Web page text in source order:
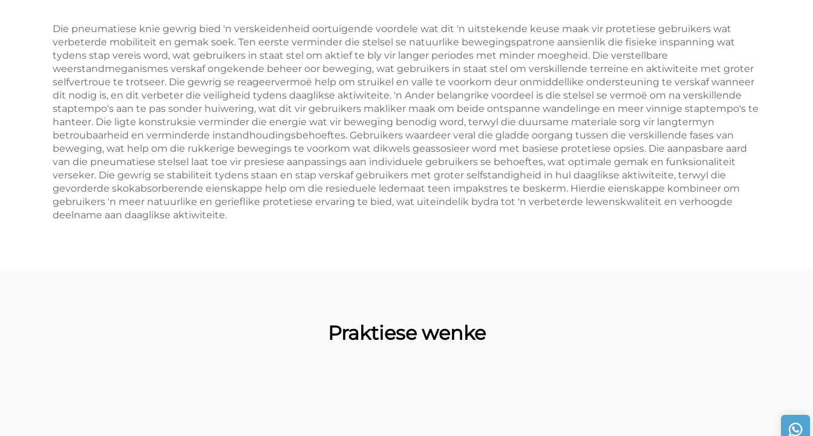
Die pneumatiese knie gewrig bied 'n verskeidenheid oortuigende voordele wat dit 'n uitstekende keuse maak vir protetiese gebruikers wat
verbeterde mobiliteit en gemak soek. Ten eerste verminder die stelsel se natuurlike bewegingspatrone aansienlik die fisieke inspanning wat
tydens stap vereis word, wat gebruikers in staat stel om aktief te bly vir langer periodes met minder moegheid. Die verstellbare
weerstandmeganismes verskaf ongekende beheer oor beweging, wat gebruikers in staat stel om verskillende terreine en aktiwiteite met groter
selfvertroue te trotseer. Die gewrig se reageervermoë help om struikel en valle te voorkom deur onmiddellike ondersteuning te verskaf wanneer
dit nodig is, en dit verbeter die veiligheid tydens daaglikse aktiwiteite. 'n Ander belangrike voordeel is die stelsel se vermoë om na verskillende
staptempo's aan te pas sonder huiwering, wat dit vir gebruikers makliker maak om beide ontspanne wandelinge en meer vinnige staptempo's te
hanteer. Die ligte konstruksie verminder die energie wat vir beweging benodig word, terwyl die duursame materiale sorg vir langtermyn
betroubaarheid en verminderde instandhoudingsbehoeftes. Gebruikers waardeer veral die gladde oorgang tussen die verskillende fases van
beweging, wat help om die rukkerige bewegings te voorkom wat dikwels geassosieer word met basiese protetiese opsies. Die aanpasbare aard
van die pneumatiese stelsel laat toe vir presiese aanpassings aan individuele gebruikers se behoeftes, wat optimale gemak en funksionaliteit
verseker. Die gewrig se stabiliteit tydens staan en stap verskaf gebruikers met groter selfstandigheid in hul daaglikse aktiwiteite, terwyl die
gevorderde skokabsorberende eienskappe help om die resieduele ledemaat teen impakstres te beskerm. Hierdie eienskappe kombineer om
gebruikers 'n meer natuurlike en gerieflike protetiese ervaring te bied, wat uiteindelik bydra tot 'n verbeterde lewenskwaliteit en verhoogde
deelname aan daaglikse aktiwiteite.
Praktiese wenke